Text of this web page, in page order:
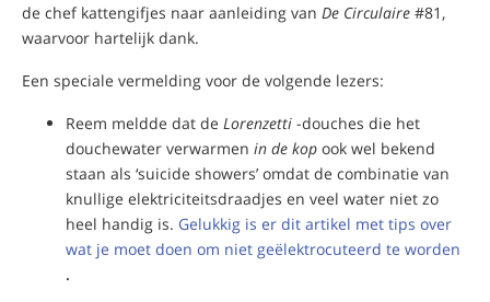
de chef kattengifjes naar aanleiding van De Circulaire #81,
waarvoor hartelijk dank.
Een speciale vermelding voor de volgende lezers:
Reem meldde dat de Lorenzetti -douches die het
douchewater verwarmen in de kop ook wel bekend
staan als ‘suicide showers’ omdat de combinatie van
knullige elektriciteitsdraadjes en veel water niet zo
heel handig is. Gelukkig is er dit artikel met tips over
wat je moet doen om niet geëlektrocuteerd te worden
.